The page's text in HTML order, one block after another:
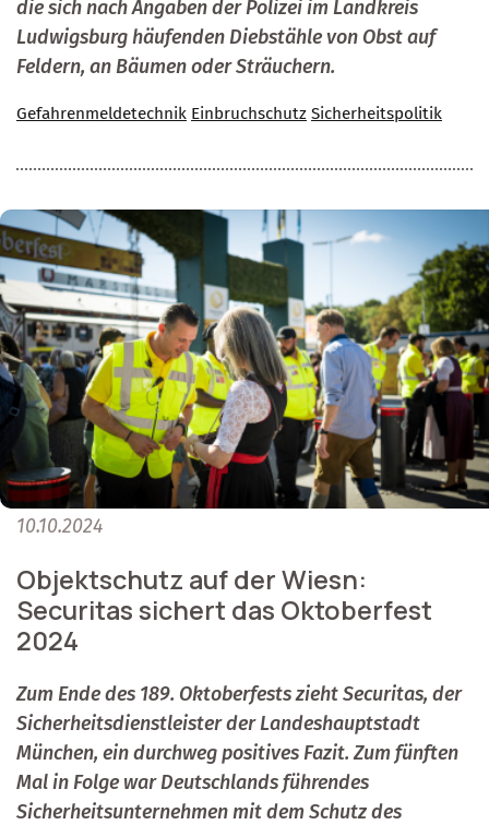
die sich nach Angaben der Polizei im Landkreis
Ludwigsburg häufenden Diebstähle von Obst auf
Feldern, an Bäumen oder Sträuchern.
Gefahrenmeldetechnik Einbruchschutz Sicherheitspolitik
10.10.2024
Objektschutz auf der Wiesn:
Securitas sichert das Oktoberfest
2024
Zum Ende des 189. Oktoberfests zieht Securitas, der
Sicherheitsdienstleister der Landeshauptstadt
München, ein durchweg positives Fazit. Zum fünften
Mal in Folge war Deutschlands führendes
Sicherheitsunternehmen mit dem Schutz des